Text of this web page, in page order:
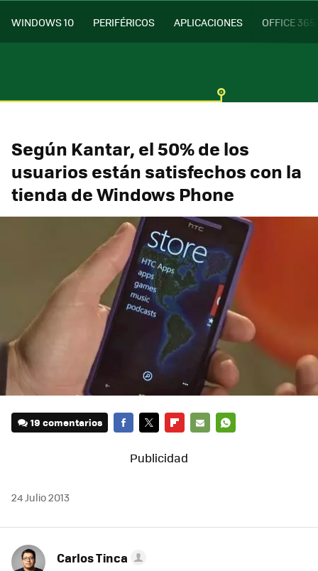
WINDOWS 10 PERIFÉRICOS APLICACIONES OFFICE 365
Según Kantar, el 50% de los
usuarios están satisfechos con la
tienda de Windows Phone
19 comentarios
24 Julio 2013
Carlos Tinca